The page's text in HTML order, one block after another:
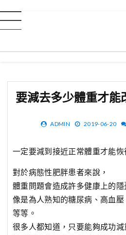
要減去多少體重才能
ADMIN 2019-06-20
一定要減到接近正常體重才能恢
對於病態性肥胖患者來說，
體重問題會造成許多健康上的隱
像是為人熟知的糖尿病、高血
等等。
很多人都知道，只要能夠成功減